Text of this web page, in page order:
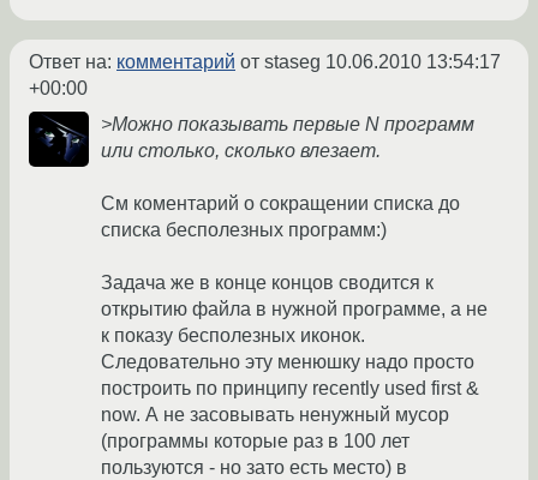
Ответ на: комментарий от staseg 10.06.2010 13:54:17
+00:00
>Можно показывать первые N программ
или столько, сколько влезает.
См коментарий о сокращении списка до
списка бесполезных программ:)
Задача же в конце концов сводится к
открытию файла в нужной программе, а не
к показу бесполезных иконок.
Следовательно эту менюшку надо просто
построить по принципу recently used first &
now. А не засовывать ненужный мусор
(программы которые раз в 100 лет
пользуются - но зато есть место) в